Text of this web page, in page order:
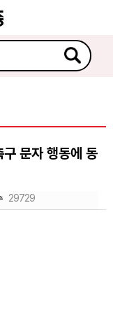
문자 행동에 동
29729
5
5